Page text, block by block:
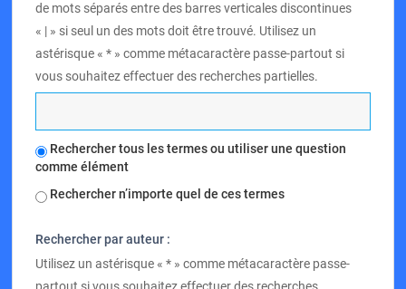
de mots séparés entre des barres verticales discontinues
« | » si seul un des mots doit être trouvé. Utilisez un
astérisque « * » comme métacaractère passe-partout si
vous souhaitez effectuer des recherches partielles.
Rechercher tous les termes ou utiliser une question
comme élément
Rechercher n’importe quel de ces termes
Rechercher par auteur :
Utilisez un astérisque « * » comme métacaractère passe-